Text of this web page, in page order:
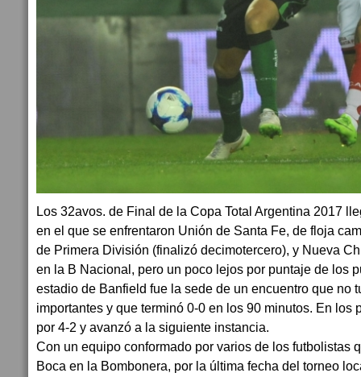
Los 32avos. de Final de la Copa Total Argentina 2017
en el que se enfrentaron Unión de Santa Fe, de floja
de Primera División (finalizó decimotercero), y Nueva
en la B Nacional, pero un poco lejos por puntaje de los
estadio de Banfield fue la sede de un encuentro que no
importantes y que terminó 0-0 en los 90 minutos. En los
por 4-2 y avanzó a la siguiente instancia.
Con un equipo conformado por varios de los futbolistas
Boca en la Bombonera, por la última fecha del torneo